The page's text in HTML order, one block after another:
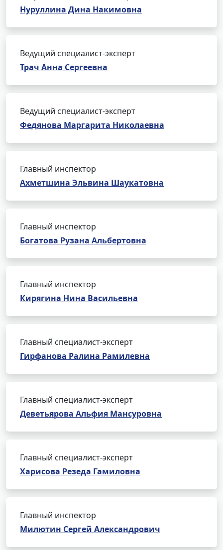
Нуруллина Дина Накимовна
Ведущий специалист-эксперт
Трач Анна Сергеевна
Ведущий специалист-эксперт
Федянова Маргарита Николаевна
Главный инспектор
Ахметшина Эльвина Шаукатовна
Главный инспектор
Богатова Рузана Альбертовна
Главный инспектор
Кирягина Нина Васильевна
Главный специалист-эксперт
Гирфанова Ралина Рамилевна
Главный специалист-эксперт
Деветьярова Альфия Мансуровна
Главный специалист-эксперт
Харисова Резеда Гамиловна
Главный инспектор
Милютин Сергей Александрович